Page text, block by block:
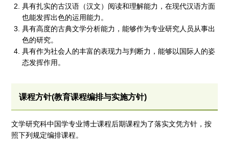
具有扎实的古汉语（汉文）阅读和理解能力，在现代汉语方面
也能发挥出色的运用能力。
具有高度的古典文学分析能力，能够作为专业研究人员从事出
色的研究。
具有作为社会人的丰富的表现力与判断力，能够以国际人的姿
态发挥作用。
课程方针(教育课程编排与实施方针)
文学研究科中国学专业博士课程后期课程为了落实文凭方针，按
照下列规定编排课程。